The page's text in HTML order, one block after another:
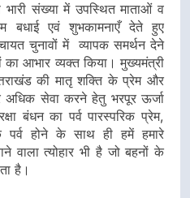
भारी संख्या में उपस्थित माताओं व
बधाई एवं शुभकामनाएँ देते हुए
चुनावों में व्यापक समर्थन देने
का आभार व्यक्त किया। मुख्यमंत्री
की मातृ शक्ति के प्रेम और
अधिक सेवा करने हेतु भरपूर ऊर्जा
बंधन का पर्व पारस्परिक प्रेम,
होने के साथ ही हमें हमारे
वाला त्योहार भी है जो बहनों के
है।